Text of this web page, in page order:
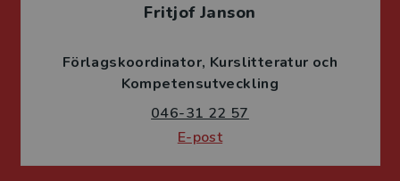
Fritjof Janson
Förlagskoordinator Kurslitteratur och
Kompetensutveckling
046-31 22 57
E-post